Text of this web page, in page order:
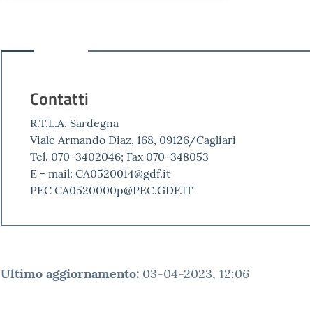
Contatti
R.T.L.A. Sardegna
Viale Armando Diaz, 168, 09126/Cagliari
Tel. 070-3402046; Fax 070-348053
E - mail: CA0520014@gdf.it
PEC CA0520000p@PEC.GDF.IT
Ultimo aggiornamento: 03-04-2023, 12:06